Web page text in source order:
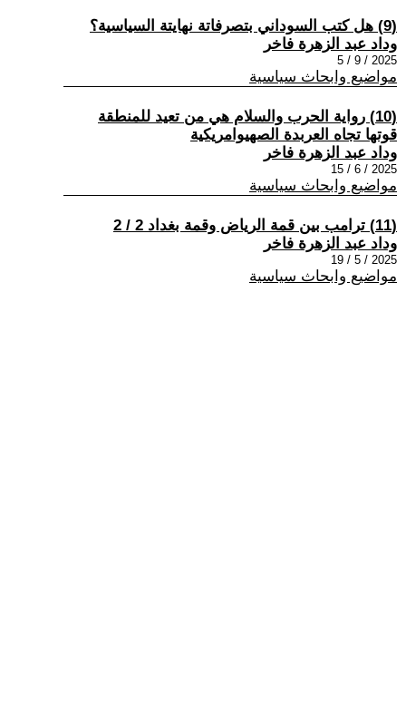
(9) هل كتب السوداني بتصرفاتة نهايتة السياسية؟
وداد عبد الزهرة فاخر
2025 / 9 / 5
مواضيع وابحاث سياسية
(10) رواية الحرب والسلام هي من تعيد للمنطقة
قوتها تجاه العربدة الصهيوامريكية
وداد عبد الزهرة فاخر
2025 / 6 / 15
مواضيع وابحاث سياسية
(11) ترامب بين قمة الرياض وقمة بغداد 2 / 2
وداد عبد الزهرة فاخر
2025 / 5 / 19
مواضيع وابحاث سياسية